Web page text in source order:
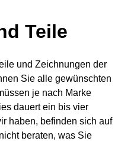
Teile
und Zeichnungen der
Sie alle gewünschten
je nach Marke
dauert ein bis vier
haben, befinden sich auf
beraten, was Sie